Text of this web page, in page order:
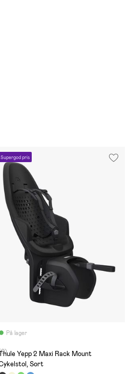
Supergod pris
På lager
Yepp 2 Maxi Rack Mount
Sort